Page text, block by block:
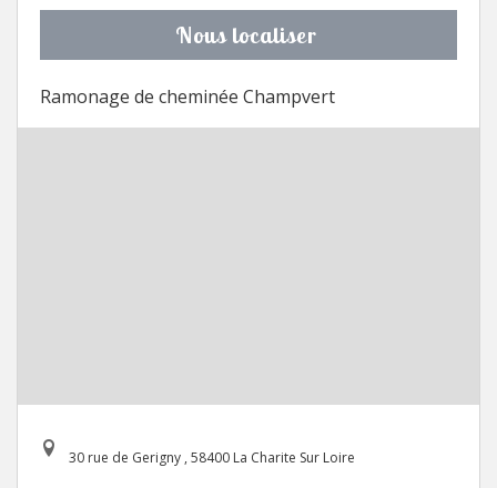
Nous localiser
Ramonage de cheminée Champvert
30 rue de Gerigny , 58400 La Charite Sur Loire